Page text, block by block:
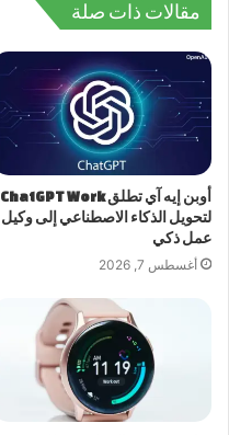
مقالات ذات صلة
أوبن إيه آي تطلق ChatGPT Work
لتحويل الذكاء الاصطناعي إلى وكيل
عمل ذكي
أغسطس 7, 2026